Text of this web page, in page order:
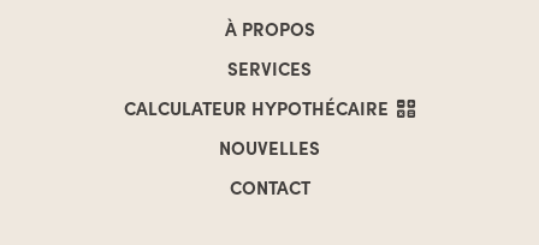
À PROPOS
SERVICES
CALCULATEUR HYPOTHÉCAIRE
NOUVELLES
CONTACT